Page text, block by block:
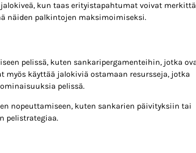
kun taas erityistapahtumat voivat
näiden palkintojen maksimoimiseksi.
pelissä, kuten sankaripergamenteihin, jotka
käyttää jalokiviä ostamaan resursseja, jotka
pelissä.
nopeuttamiseen, kuten sankarien päivityksiin tai
pelistrategiaa.